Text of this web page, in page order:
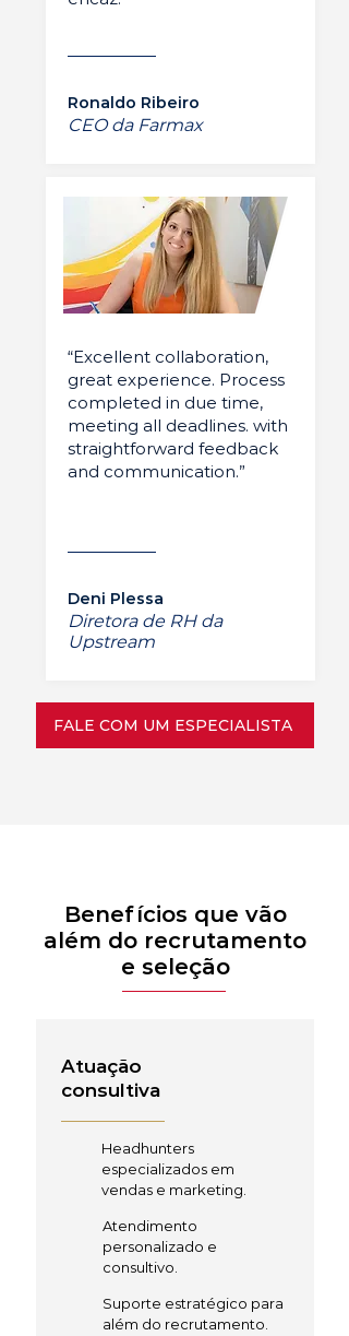
Ronaldo Ribeiro
CEO da Farmax
“Excellent collaboration,
great experience. Process
completed in due time,
meeting all deadlines. with
straightforward feedback
and communication.”
Deni Plessa
Diretora de RH da
Upstream
FALE COM UM ESPECIALISTA
Benefícios que vão
além do recrutamento
e seleção
Atuação
consultiva
Headhunters
especializados em
vendas e marketing.
Atendimento
personalizado e
consultivo.
Suporte estratégico para
além do recrutamento.